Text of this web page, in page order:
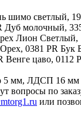
шимо светлый,
Дуб молочный,
Лион Светлый,
0381 PR Бук
Венге цаво, 0112
5 мм, ЛДСП 16 мм
вопросы по
или